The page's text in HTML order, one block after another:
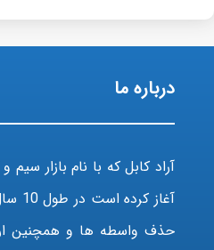
درباره ما
آراد کابل که با نام بازار سیم
حذف واسطه ها و همچنین